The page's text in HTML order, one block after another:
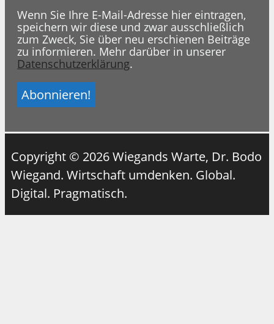
Wenn Sie Ihre E-Mail-Adresse hier eintragen,
speichern wir diese und zwar ausschließlich
zum Zweck, Sie über neu erschienen Beiträge
zu informieren. Mehr darüber in unserer
Datenschutzerklärung.
Copyright © 2026 Wiegands Warte, Dr. Bodo
Wiegand. Wirtschaft umdenken. Global.
Digital. Pragmatisch.